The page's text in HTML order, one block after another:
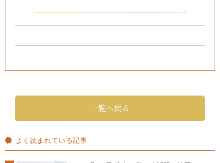
————————————————-
一覧へ戻る
よく読まれている記事